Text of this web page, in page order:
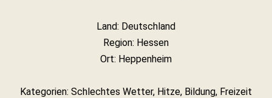
Land: Deutschland
Region: Hessen
Ort: Heppenheim
Kategorien: Schlechtes Wetter, Hitze, Bildung, Freizeit